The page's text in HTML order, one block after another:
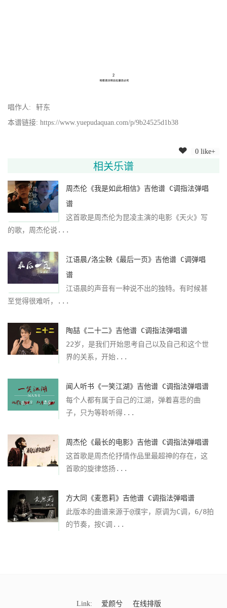
唱作人:
轩东
本谱链接: https://www.yuepudaquan.com/p/9b24525d1b38
0 like+
相关乐谱
周杰伦《我是如此相信》吉他谱 C调指法弹唱
谱
这首歌是周杰伦为昆凌主演的电影《天火》写
的歌，周杰伦说...
江语晨/洛尘鞅《最后一页》吉他谱 C调弹唱
谱
江语晨的声音有一种说不出的独特。有时候甚
至觉得很难听，...
陶喆《二十二》吉他谱 C调指法弹唱谱
22岁，是我们开始思考自己以及自己和这个世
界的关系，开始...
闻人听书《一笑江湖》吉他谱 C调指法弹唱谱
每个人都有属于自己的江湖，弹着喜悲的曲
子，只为等聆听得...
周杰伦《最长的电影》吉他谱 C调指法弹唱谱
这首歌是周杰伦抒情作品里最超神的存在，这
首歌的旋律悠扬...
方大同《麦恩莉》吉他谱 C调指法弹唱谱
此版本的曲谱来源于@濮宇，原调为C调，6/8拍
的节奏，按C调...
Link: 爱颜兮 在线排版